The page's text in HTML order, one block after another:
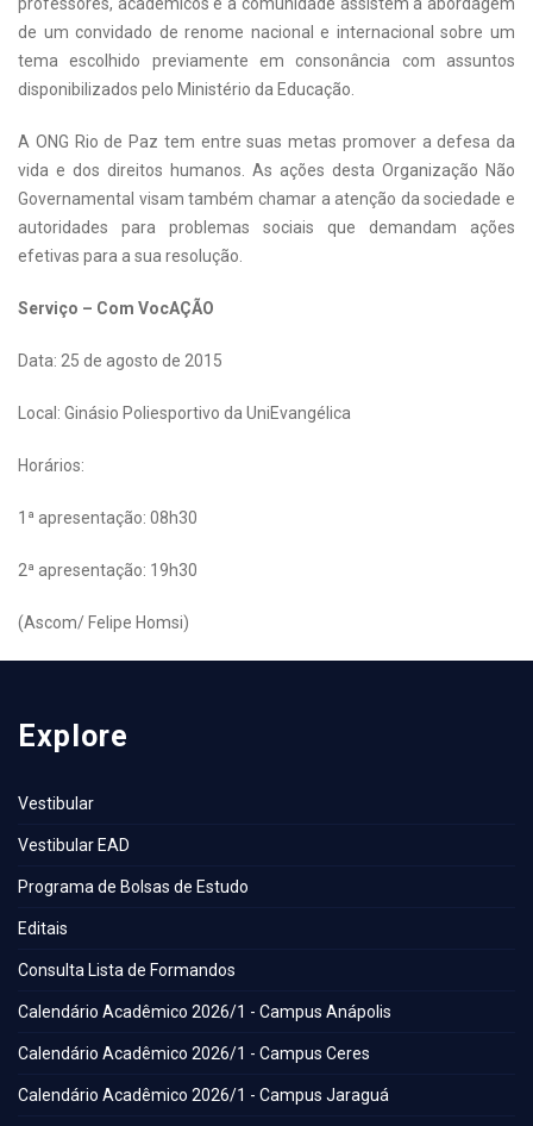
de um convidado de renome nacional e internacional sobre um
tema escolhido previamente em consonância com assuntos
disponibilizados pelo Ministério da Educação.
A ONG Rio de Paz tem entre suas metas promover a defesa da
vida e dos direitos humanos. As ações desta Organização Não
Governamental visam também chamar a atenção da sociedade e
autoridades para problemas sociais que demandam ações
efetivas para a sua resolução.
Serviço – Com VocAÇÃO
Data: 25 de agosto de 2015
Local: Ginásio Poliesportivo da UniEvangélica
Horários:
1ª apresentação: 08h30
2ª apresentação: 19h30
(Ascom/ Felipe Homsi)
Explore
Vestibular
Vestibular EAD
Programa de Bolsas de Estudo
Editais
Consulta Lista de Formandos
Calendário Acadêmico 2026/1 - Campus Anápolis
Calendário Acadêmico 2026/1 - Campus Ceres
Calendário Acadêmico 2026/1 - Campus Jaraguá